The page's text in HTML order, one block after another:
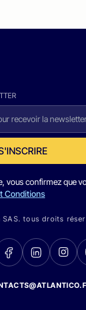
vous confirmez que
Conditions
tous droits